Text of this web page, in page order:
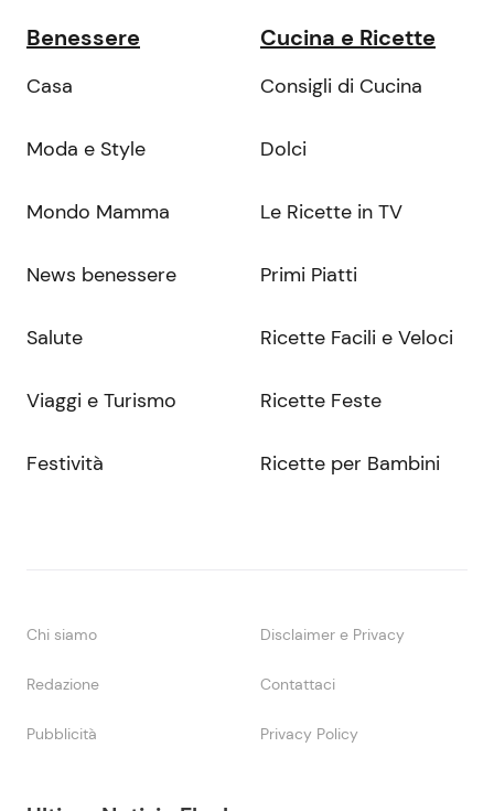
Benessere
Casa
Moda e Style
Mondo Mamma
News benessere
Salute
Viaggi e Turismo
Festività
Cucina e Ricette
Consigli di Cucina
Dolci
Le Ricette in TV
Primi Piatti
Ricette Facili e Veloci
Ricette Feste
Ricette per Bambini
Chi siamo Disclaimer e Privacy
Redazione Contattaci
Pubblicità Privacy Policy